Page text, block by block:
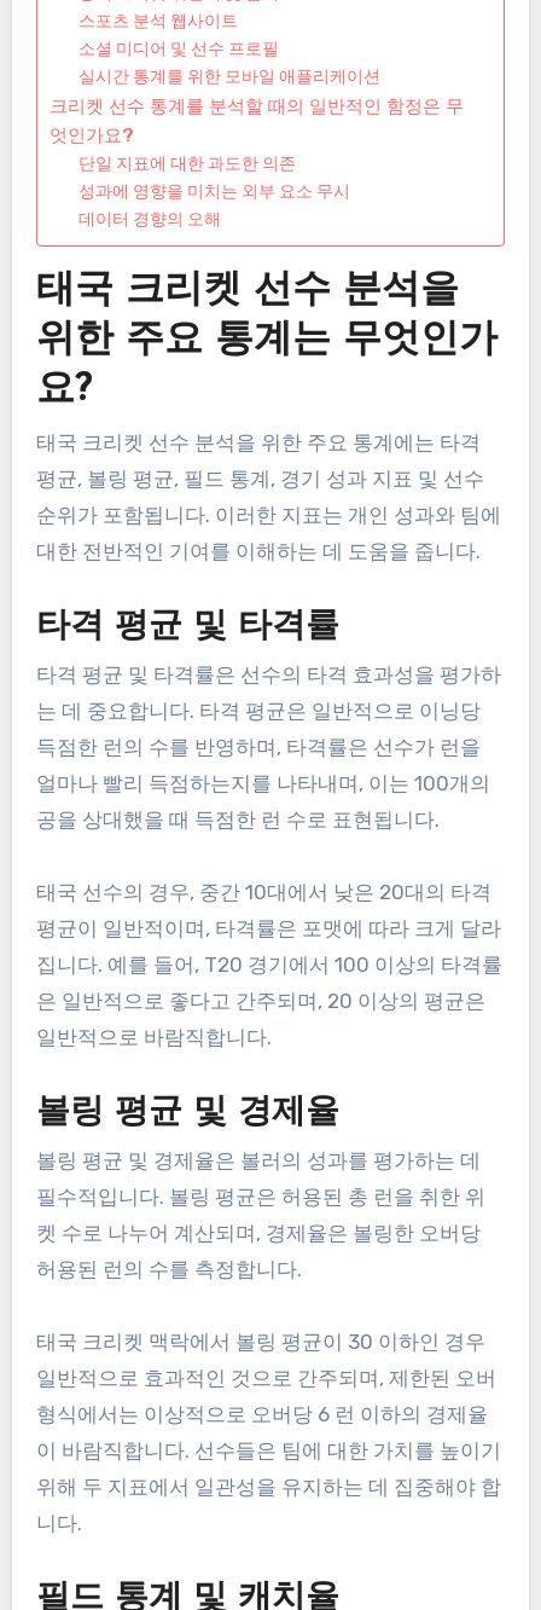
스포츠 분석 웹사이트
소셜 미디어 및 선수 프로필
실시간 통계를 위한 모바일 애플리케이션
크리켓 선수 통계를 분석할 때의 일반적인 함정은 무
엇인가요?
단일 지표에 대한 과도한 의존
성과에 영향을 미치는 외부 요소 무시
데이터 경향의 오해
태국 크리켓 선수 분석을
위한 주요 통계는 무엇인가
요?
태국 크리켓 선수 분석을 위한 주요 통계에는 타격
평균, 볼링 평균, 필드 통계, 경기 성과 지표 및 선수
순위가 포함됩니다. 이러한 지표는 개인 성과와 팀에
대한 전반적인 기여를 이해하는 데 도움을 줍니다.
타격 평균 및 타격률
타격 평균 및 타격률은 선수의 타격 효과성을 평가하
는 데 중요합니다. 타격 평균은 일반적으로 이닝당
득점한 런의 수를 반영하며, 타격률은 선수가 런을
얼마나 빨리 득점하는지를 나타내며, 이는 100개의
공을 상대했을 때 득점한 런 수로 표현됩니다.
태국 선수의 경우, 중간 10대에서 낮은 20대의 타격
평균이 일반적이며, 타격률은 포맷에 따라 크게 달라
집니다. 예를 들어, T20 경기에서 100 이상의 타격률
은 일반적으로 좋다고 간주되며, 20 이상의 평균은
일반적으로 바람직합니다.
볼링 평균 및 경제율
볼링 평균 및 경제율은 볼러의 성과를 평가하는 데
필수적입니다. 볼링 평균은 허용된 총 런을 취한 위
켓 수로 나누어 계산되며, 경제율은 볼링한 오버당
허용된 런의 수를 측정합니다.
태국 크리켓 맥락에서 볼링 평균이 30 이하인 경우
일반적으로 효과적인 것으로 간주되며, 제한된 오버
형식에서는 이상적으로 오버당 6 런 이하의 경제율
이 바람직합니다. 선수들은 팀에 대한 가치를 높이기
위해 두 지표에서 일관성을 유지하는 데 집중해야 합
니다.
필드 통계 및 캐치율